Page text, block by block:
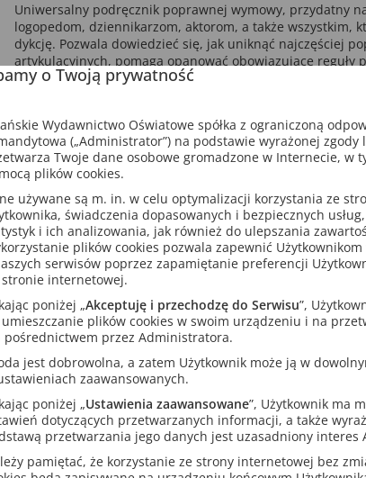
Uniwersalny podręcznik poprawnej wymowy, przydatny
logopedom, dziennikarzom, aktorom, a także wszystkim,
dykcję. Pozwala dowiedzieć się, jak uniknąć najczęściej
artykulacyjnych, pomaga opanować obowiązujące reguły
Przemyślany układ książki oraz wyczerpujący materiał
Inni klienci kupili
o Twoją prywatność
Wydawnictwo Oświatowe spółka z ograniczoną
(„Administrator”) na podstawie wyrażonej
Twoje dane osobowe gromadzone w Internecie, w
plików cookies.
używane są m. in. w celu optymalizacji korzystania ze
świadczenia dopasowanych i bezpiecznych
i ich analizowania, jak również do ulepszania
plików cookies pozwala zapewnić
serwisów poprzez zapamiętanie preferencji
stronie internetowej.
poniżej „Akceptuję i przechodzę do Serwisu”,
plików cookies w swoim urządzeniu i na
pośrednictwem przez Administratora.
jest dobrowolna, a zatem Użytkownik może ją w
zaawansowanych.
poniżej „Ustawienia zaawansowane”, Użytkownik ma
dotyczących przetwarzanych informacji, a także
przetwarzania jego danych jest uzasadniony interes
pamiętać, że korzystanie ze strony internetowej bez